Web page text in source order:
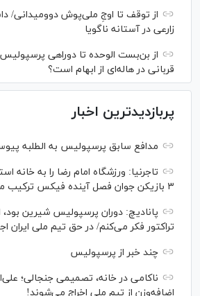
از توقف تا اوجِ ملی‌پوش دوومیدانی/
زارعی در آستانه ناگویا
از بن‌بست الوحده تا دوراهی پرسپولیس
قربانی در هاله‌ای از ابهام است؟
پربازدیدترین اخبار
مدافع سابق پرسپولیس به الطلبه
تاجرنیا: ورزشگاه امام رضا را به خانه
۳ بازیکن جوان فصل آینده فیکس ترکیب می‌شوند
پانادیچ: دوران پرسپولیس شیرین بود،
تراکتور فکر می‌کنم/ در حق تیم ملی ایران
چند خبر از پرسپولیس
ناکامی در خانه، تصمیمی جنجالی؛
اضافه‌وزن از تیم ملی اخراج می‌شوند!